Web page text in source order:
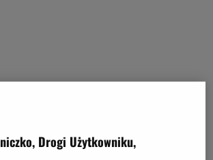
Drogi Użytkowniku,